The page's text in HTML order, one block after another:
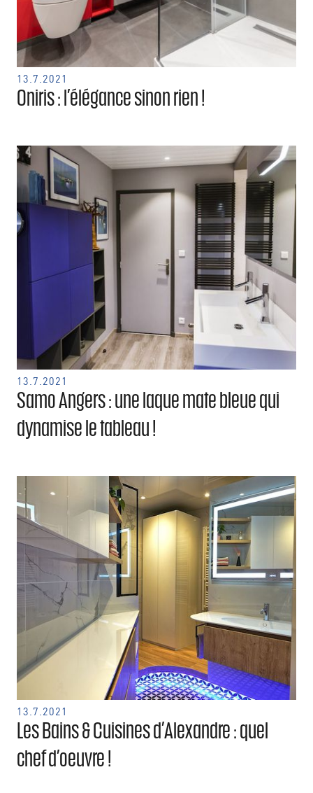
13.7.2021
Oniris : l’élégance sinon rien !
13.7.2021
Samo Angers : une laque mate bleue qui
dynamise le tableau !
13.7.2021
Les Bains & Cuisines d’Alexandre : quel
chef d’oeuvre !